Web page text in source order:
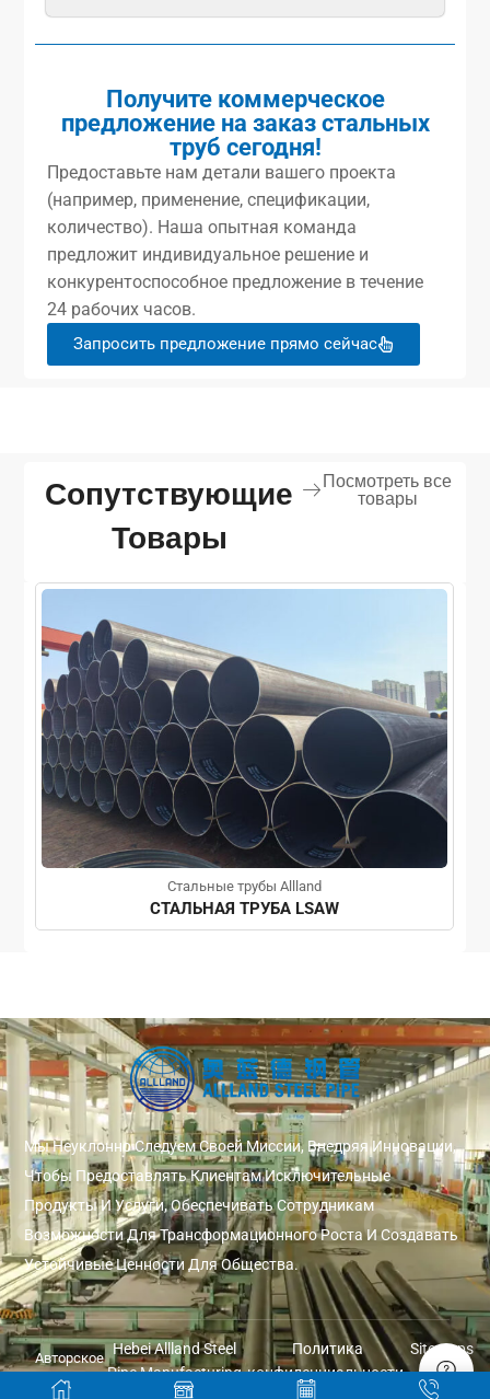
Получите коммерческое
предложение на заказ стальных
труб сегодня!
Предоставьте нам детали вашего проекта
(например, применение, спецификации,
количество). Наша опытная команда
предложит индивидуальное решение и
конкурентоспособное предложение в течение
24 рабочих часов.
Запросить предложение прямо сейчас
Сопутствующие
Товары
Посмотреть все
товары
Стальные трубы Allland
СТАЛЬНАЯ ТРУБА LSAW
Мы Неуклонно Следуем Своей Миссии, Внедряя Инновации,
Чтобы Предоставлять Клиентам Исключительные
Продукты И Услуги, Обеспечивать Сотрудникам
Возможности Для Трансформационного Роста И Создавать
Устойчивые Ценности Для Общества.
Авторское
право ©
Hebei Allland Steel
Pipe Manufacturing
Политика
конфиденциальности
Sitemaps